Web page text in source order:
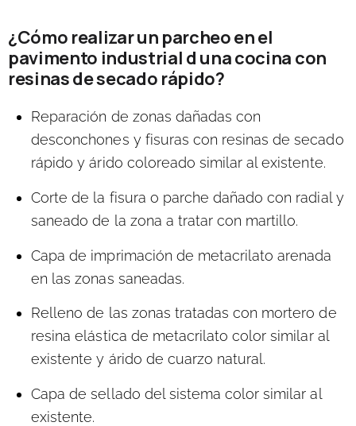
¿Cómo realizar un parcheo en el
pavimento industrial d una cocina con
resinas de secado rápido?
Reparación de zonas dañadas con
desconchones y fisuras con resinas de secado
rápido y árido coloreado similar al existente.
Corte de la fisura o parche dañado con radial y
saneado de la zona a tratar con martillo.
Capa de imprimación de metacrilato arenada
en las zonas saneadas.
Relleno de las zonas tratadas con mortero de
resina elástica de metacrilato color similar al
existente y árido de cuarzo natural.
Capa de sellado del sistema color similar al
existente.